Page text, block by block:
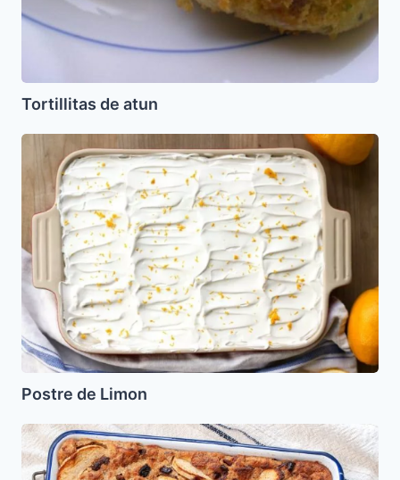
Tortillitas de atun
Postre
de
Limon
Postre de Limon
Budín
de
Pesah